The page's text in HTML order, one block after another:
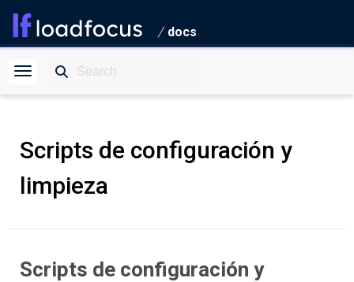
docs
Scripts de configuración y
limpieza
Scripts de configuración y